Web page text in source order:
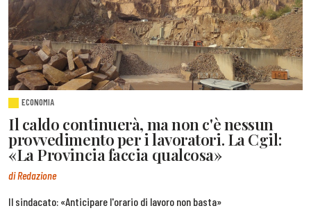
ECONOMIA
Il caldo continuerà, ma non c'è nessun
provvedimento per i lavoratori. La Cgil:
«La Provincia faccia qualcosa»
di Redazione
Il sindacato: «Anticipare l'orario di lavoro non basta»